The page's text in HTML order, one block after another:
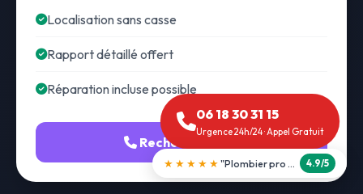
Localisation sans casse
Rapport détaillé offert
Réparation incluse possible
Recherche fuite
06 18 30 31 15
Urgence 24h/24 · Appel Gratuit
★★★★★ "Débouchage WC en 30 min" 5.0/5